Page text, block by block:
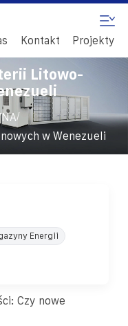
Kontakt Projekty
Litowo-
/
w Wenezueli
Energii
Czy nowe